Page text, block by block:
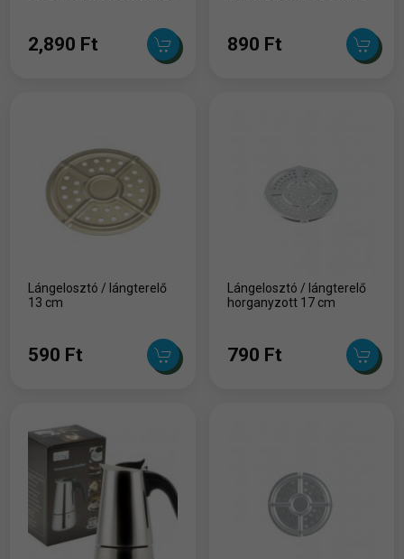
2,890 Ft 890 Ft
Lángelosztó / lángterelő
13 cm
590 Ft
Lángelosztó / lángterelő
horganyzott 17 cm
790 Ft